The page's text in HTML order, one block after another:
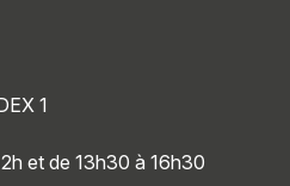
1
et de 13h30 à 16h30